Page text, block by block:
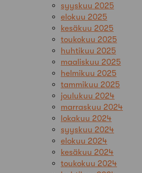
syyskuu 2025
elokuu 2025
kesäkuu 2025
toukokuu 2025
huhtikuu 2025
maaliskuu 2025
helmikuu 2025
tammikuu 2025
joulukuu 2024
marraskuu 2024
lokakuu 2024
syyskuu 2024
elokuu 2024
kesäkuu 2024
toukokuu 2024